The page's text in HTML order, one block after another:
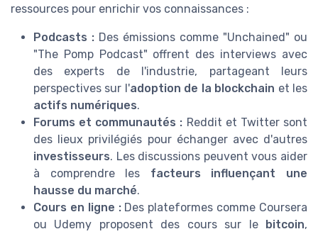
ressources pour enrichir vos connaissances :
Podcasts : Des émissions comme "Unchained" ou
"The Pomp Podcast" offrent des interviews avec
des experts de l'industrie, partageant leurs
perspectives sur l'adoption de la blockchain et les
actifs numériques.
Forums et communautés : Reddit et Twitter sont
des lieux privilégiés pour échanger avec d'autres
investisseurs. Les discussions peuvent vous aider
à comprendre les facteurs influençant une
hausse du marché.
Cours en ligne :Des plateformes comme Coursera
ou Udemy proposent des cours sur le bitcoin,